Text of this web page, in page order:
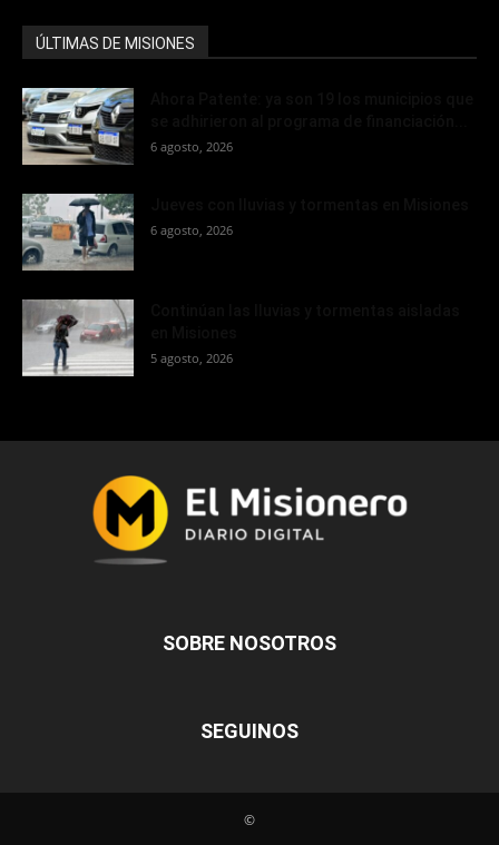
ÚLTIMAS DE MISIONES
6 agosto, 2026
6 agosto, 2026
5 agosto, 2026
SOBRE NOSOTROS
SEGUINOS
©